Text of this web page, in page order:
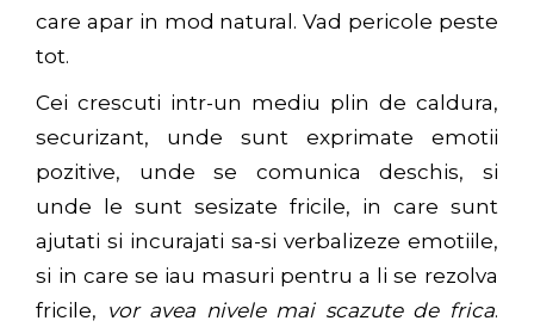
care apar in mod natural. Vad pericole peste
tot.
Cei crescuti intr-un mediu plin de caldura,
securizant, unde sunt exprimate emotii
pozitive, unde se comunica deschis, si
unde le sunt sesizate fricile, in care sunt
ajutati si incurajati sa-si verbalizeze emotiile,
si in care se iau masuri pentru a li se rezolva
fricile, vor avea nivele mai scazute de frica.